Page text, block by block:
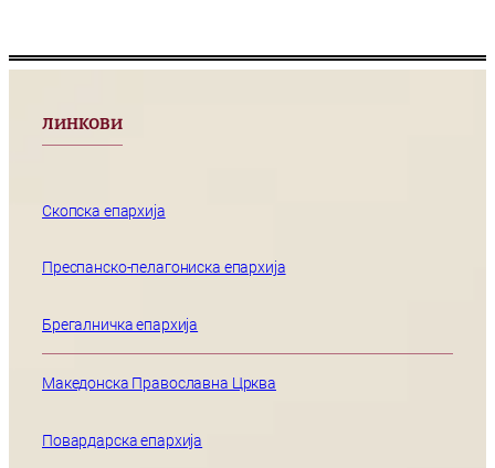
ЛИНКОВИ
Скопска епархија
Преспанско-пелагониска епархија
Брегалничка епархија
Македонска Православна Црква
Повардарска епархија